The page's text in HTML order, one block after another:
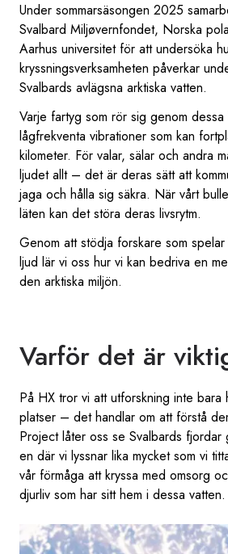
Under sommarsäsongen 2025
Svalbard Miljøvernfondet, Norska
Aarhus universitet för att undersöka
kryssningsverksamheten påverkar
Svalbards avlägsna arktiska vatten.
Varje fartyg som rör sig genom
lågfrekventa vibrationer som kan
kilometer. För valar, sälar och andra
ljudet allt – det är deras sätt att
jaga och hålla sig säkra. När vårt
läten kan det störa deras livsrytm.
Genom att stödja forskare som
ljud lär vi oss hur vi kan bedriva en
den arktiska miljön.
Varför det är
På HX tror vi att utforskning inte bara
platser – det handlar om att förstå
Project låter oss se Svalbards fjordar
en där vi lyssnar lika mycket som vi
vår förmåga att kryssa med omsorg
djurliv som har sitt hem i dessa vatten.